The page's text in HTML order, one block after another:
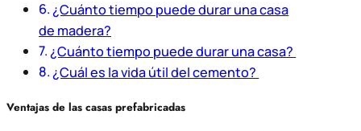
¿Cuánto tiempo puede durar una casa
de madera?
¿Cuánto tiempo puede durar una casa?
¿Cuál es la vida útil del cemento?
Ventajas de las casas prefabricadas